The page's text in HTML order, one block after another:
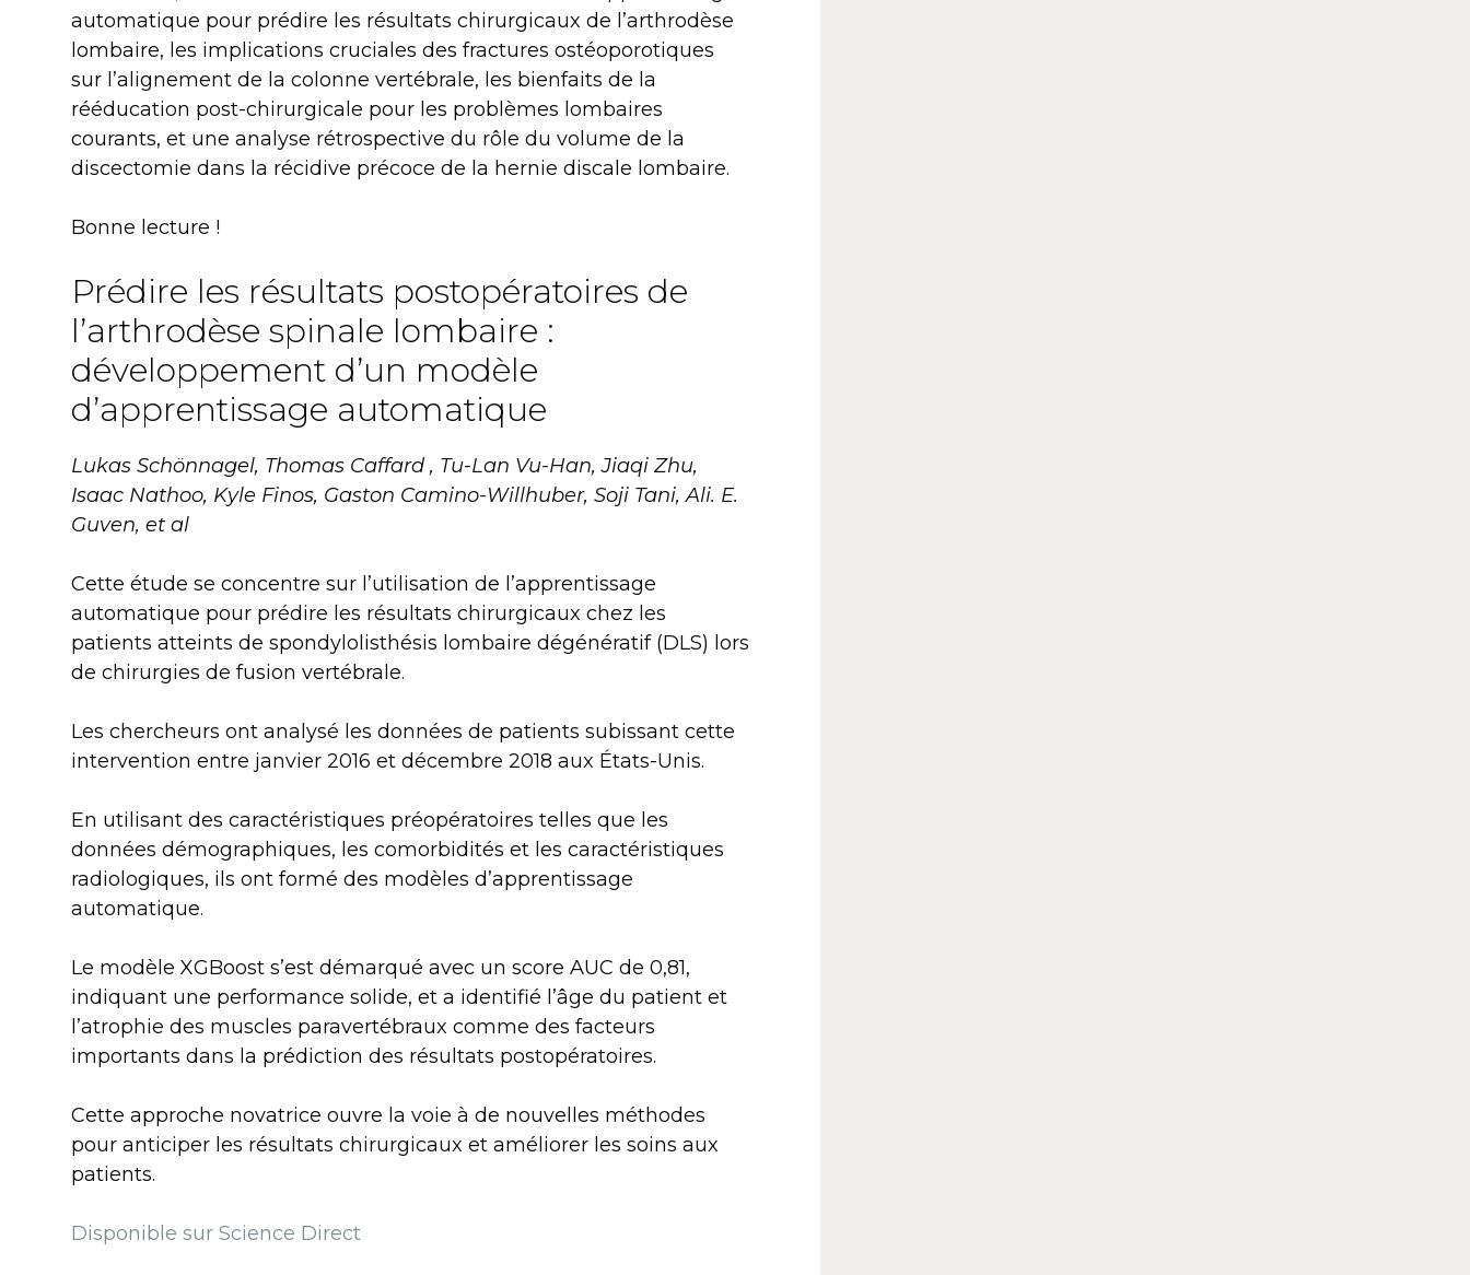
automatique pour prédire les résultats chirurgicaux de l’arthrodèse
lombaire, les implications cruciales des fractures ostéoporotiques
sur l’alignement de la colonne vertébrale, les bienfaits de la
rééducation post-chirurgicale pour les problèmes lombaires
courants, et une analyse rétrospective du rôle du volume de la
discectomie dans la récidive précoce de la hernie discale lombaire.
Bonne lecture !
Prédire les résultats postopératoires de
l’arthrodèse spinale lombaire :
développement d’un modèle
d’apprentissage automatique
Lukas Schönnagel, Thomas Caffard , Tu-Lan Vu-Han, Jiaqi Zhu,
Isaac Nathoo, Kyle Finos, Gaston Camino-Willhuber, Soji Tani, Ali. E.
Guven, et al
Cette étude se concentre sur l’utilisation de l’apprentissage
automatique pour prédire les résultats chirurgicaux chez les
patients atteints de spondylolisthésis lombaire dégénératif (DLS) lors
de chirurgies de fusion vertébrale.
Les chercheurs ont analysé les données de patients subissant cette
intervention entre janvier 2016 et décembre 2018 aux États-Unis.
En utilisant des caractéristiques préopératoires telles que les
données démographiques, les comorbidités et les caractéristiques
radiologiques, ils ont formé des modèles d’apprentissage
automatique.
Le modèle XGBoost s’est démarqué avec un score AUC de 0,81,
indiquant une performance solide, et a identifié l’âge du patient et
l’atrophie des muscles paravertébraux comme des facteurs
importants dans la prédiction des résultats postopératoires.
Cette approche novatrice ouvre la voie à de nouvelles méthodes
pour anticiper les résultats chirurgicaux et améliorer les soins aux
patients.
Disponible sur Science Direct